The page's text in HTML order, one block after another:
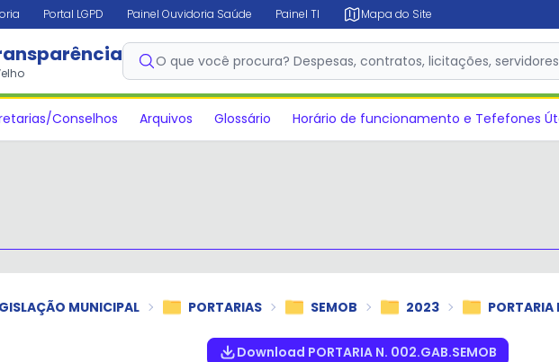
Portal LGPD Painel Ouvidoria Saúde Painel TI Mapa do Site
O que você procura? Despesas, contratos, licitações,
Conselhos Arquivos Glossário Horário de funcionamento e Tefefones
MUNICIPAL PORTARIAS SEMOB 2023
Download PORTARIA N. 002.GAB.SEMOB
✕